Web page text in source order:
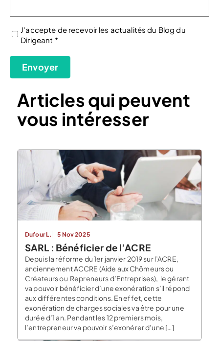
(Nécessaire)
J'accepte de recevoir les actualités du Blog du
Dirigeant *
Envoyer
Articles qui peuvent
vous intéresser
Dufour L. 5 Nov 2025
SARL : Bénéficier de l’ACRE
Depuis la réforme du 1er janvier 2019 sur l’ACRE,
anciennement ACCRE (Aide aux Chômeurs ou
Créateurs ou Repreneurs d’Entreprises), le gérant
va pouvoir bénéficier d’une exonération s’il répond
aux différentes conditions. En effet, cette
exonération de charges sociales va être pour une
durée d’1 an. Pendant les 12 premiers mois,
l’entrepreneur va pouvoir s’exonérer d’une […]